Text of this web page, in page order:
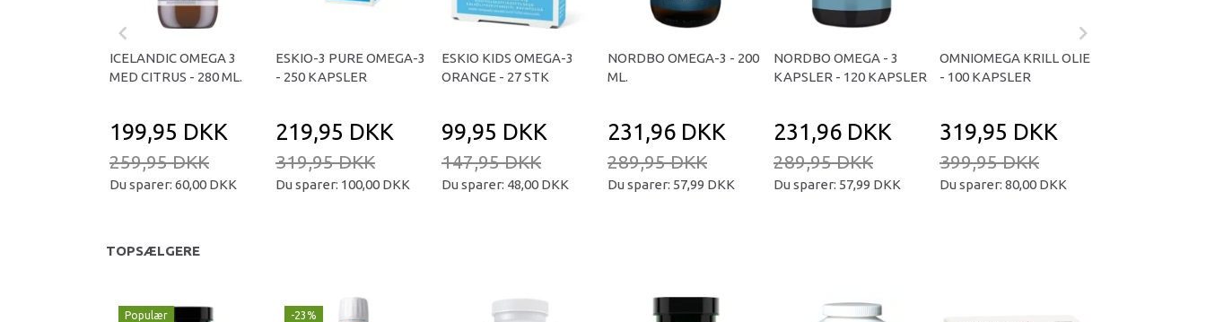
ICELANDIC OMEGA 3
MED CITRUS - 280 ML.
199,95 DKK
259,95 DKK
Du sparer: 60,00 DKK
ESKIO-3 PURE OMEGA-3
- 250 KAPSLER
219,95 DKK
319,95 DKK
Du sparer: 100,00 DKK
ESKIO KIDS OMEGA-3
ORANGE - 27 STK
99,95 DKK
147,95 DKK
Du sparer: 48,00 DKK
NORDBO OMEGA-3 - 200
ML.
231,96 DKK
289,95 DKK
Du sparer: 57,99 DKK
NORDBO OMEGA - 3
KAPSLER - 120 KAPSLER
231,96 DKK
289,95 DKK
Du sparer: 57,99 DKK
OMNIOMEGA KRILL OLIE
- 100 KAPSLER
319,95 DKK
399,95 DKK
Du sparer: 80,00 DKK
TOPSÆLGERE
Populær -23%